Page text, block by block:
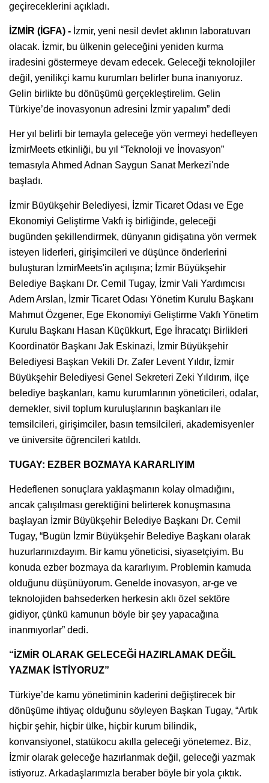
geçireceklerini açıkladı.
İZMİR (İGFA) - İzmir, yeni nesil devlet aklının laboratuvarı
olacak. İzmir, bu ülkenin geleceğini yeniden kurma
iradesini göstermeye devam edecek. Geleceği teknolojiler
değil, yenilikçi kamu kurumları belirler buna inanıyoruz.
Gelin birlikte bu dönüşümü gerçekleştirelim. Gelin
Türkiye’de inovasyonun adresini İzmir yapalım” dedi
Her yıl belirli bir temayla geleceğe yön vermeyi hedefleyen
İzmirMeets etkinliği, bu yıl “Teknoloji ve İnovasyon”
temasıyla Ahmed Adnan Saygun Sanat Merkezi'nde
başladı.
İzmir Büyükşehir Belediyesi, İzmir Ticaret Odası ve Ege
Ekonomiyi Geliştirme Vakfı iş birliğinde, geleceği
bugünden şekillendirmek, dünyanın gidişatına yön vermek
isteyen liderleri, girişimcileri ve düşünce önderlerini
buluşturan İzmirMeets'in açılışına; İzmir Büyükşehir
Belediye Başkanı Dr. Cemil Tugay, İzmir Vali Yardımcısı
Adem Arslan, İzmir Ticaret Odası Yönetim Kurulu Başkanı
Mahmut Özgener, Ege Ekonomiyi Geliştirme Vakfı Yönetim
Kurulu Başkanı Hasan Küçükkurt, Ege İhracatçı Birlikleri
Koordinatör Başkanı Jak Eskinazi, İzmir Büyükşehir
Belediyesi Başkan Vekili Dr. Zafer Levent Yıldır, İzmir
Büyükşehir Belediyesi Genel Sekreteri Zeki Yıldırım, ilçe
belediye başkanları, kamu kurumlarının yöneticileri, odalar,
dernekler, sivil toplum kuruluşlarının başkanları ile
temsilcileri, girişimciler, basın temsilcileri, akademisyenler
ve üniversite öğrencileri katıldı.
TUGAY: EZBER BOZMAYA KARARLIYIM
Hedeflenen sonuçlara yaklaşmanın kolay olmadığını,
ancak çalışılması gerektiğini belirterek konuşmasına
başlayan İzmir Büyükşehir Belediye Başkanı Dr. Cemil
Tugay, “Bugün İzmir Büyükşehir Belediye Başkanı olarak
huzurlarınızdayım. Bir kamu yöneticisi, siyasetçiyim. Bu
konuda ezber bozmaya da kararlıyım. Problemin kamuda
olduğunu düşünüyorum. Genelde inovasyon, ar-ge ve
teknolojiden bahsederken herkesin aklı özel sektöre
gidiyor, çünkü kamunun böyle bir şey yapacağına
inanmıyorlar” dedi.
“İZMİR OLARAK GELECEĞİ HAZIRLAMAK DEĞİL
YAZMAK İSTİYORUZ”
Türkiye’de kamu yönetiminin kaderini değiştirecek bir
dönüşüme ihtiyaç olduğunu söyleyen Başkan Tugay, “Artık
hiçbir şehir, hiçbir ülke, hiçbir kurum bilindik,
konvansiyonel, statükocu akılla geleceği yönetemez. Biz,
İzmir olarak geleceğe hazırlanmak değil, geleceği yazmak
istiyoruz. Arkadaşlarımızla beraber böyle bir yola çıktık.